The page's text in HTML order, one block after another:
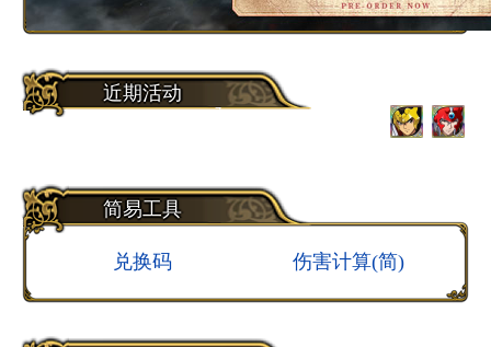
近期活动
【联动】燃烧！破晓的光流 7
简易工具
兑换码 伤害计算(简)